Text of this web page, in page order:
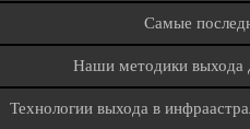
Самые
Наши методики выхода
Технологии выхода в